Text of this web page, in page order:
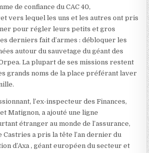
de confiance du CAC 40,
vers lequel les uns et les autres ont pris
pour régler leurs petits et gros
derniers fait d’armes : débloquer les
autour du sauvetage du géant des
La plupart de ses missions restent
grands noms de la place préférant laver
l’ex-inspecteur des Finances,
Matignon, a ajouté une ligne
étranger au monde de l’assurance,
Castries a pris la tête l’an dernier du
d’Axa , géant européen du secteur et